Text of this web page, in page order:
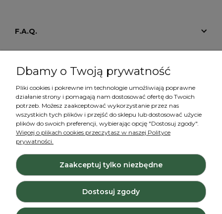
F.A.Q.
Tutoriale
Konto
Projekt i wykonanie:Ecommercy.pl
Pokaż pełną wersję strony
Dbamy o Twoją prywatność
Pliki cookies i pokrewne im technologie umożliwiają poprawne
działanie strony i pomagają nam dostosować ofertę do Twoich
potrzeb. Możesz zaakceptować wykorzystanie przez nas
wszystkich tych plików i przejść do sklepu lub dostosować użycie
plików do swoich preferencji, wybierając opcję "Dostosuj zgody".
Więcej o plikach cookies przeczytasz w naszej Polityce
prywatności.
Zaakceptuj tylko niezbędne
Dostosuj zgody